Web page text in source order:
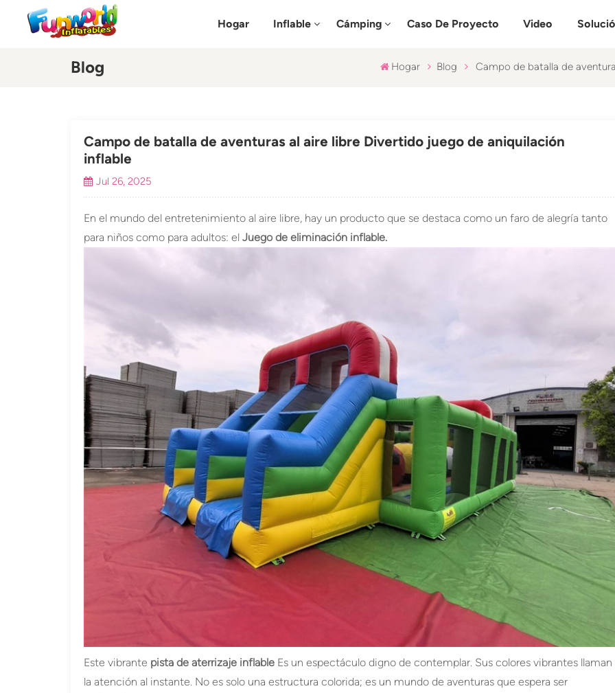
Hogar Inflable Cámping Caso De Proyecto Video
Blog Hogar Blog Campo de batalla de
Campo de batalla de aventuras al aire libre Divertido juego de aniquilación
inflable
Jul 26, 2025
En el mundo del entretenimiento al aire libre, hay un producto que se destaca como un faro de alegría tanto
para niños como para adultos: elJuego de eliminación inflable.
Este vibrante pista de aterrizaje inflable Es un espectáculo digno de contemplar. Sus colores vibrantes llaman
la atención al instante. No es solo una estructura colorida; es un mundo de aventuras que espera ser